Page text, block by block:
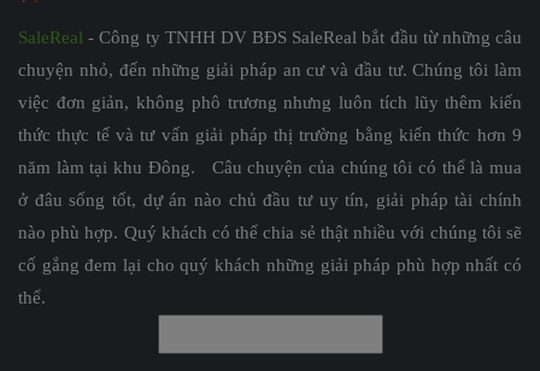
SaleReal - Công ty TNHH DV BĐS SaleReal bắt đầu từ những câu
chuyện nhỏ, đến những giải pháp an cư và đầu tư. Chúng tôi làm
việc đơn giản, không phô trương nhưng luôn tích lũy thêm kiến
thức thực tế và tư vấn giải pháp thị trường bằng kiến thức hơn 9
năm làm tại khu Đông. Câu chuyện của chúng tôi có thể là mua
ở đâu sống tốt, dự án nào chủ đầu tư uy tín, giải pháp tài chính
nào phù hợp. Quý khách có thể chia sẻ thật nhiều với chúng tôi sẽ
cố gắng đem lại cho quý khách những giải pháp phù hợp nhất có
thể.